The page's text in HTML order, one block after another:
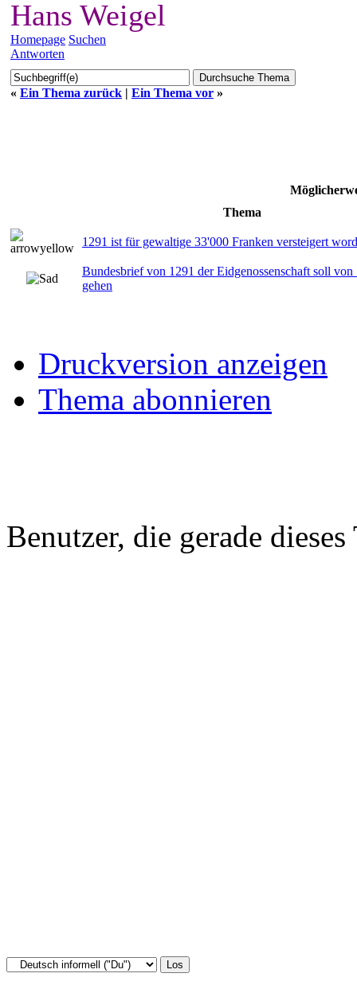
Hans Weigel
Homepage Suchen
Antworten
« Ein Thema zurück | Ein Thema vor »
Thema
1291 ist für gewaltige 33'000 Franken versteigert
Bundesbrief von 1291 der Eidgenossenschaft soll
gehen
Druckversion anzeigen
Thema abonnieren
Benutzer, die gerade